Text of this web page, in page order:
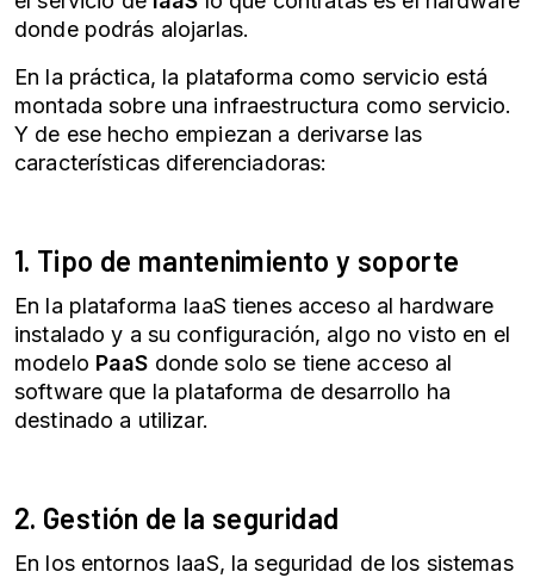
donde podrás alojarlas.
En la práctica, la plataforma como servicio está
montada sobre una infraestructura como servicio.
Y de ese hecho empiezan a derivarse las
características diferenciadoras:
1. Tipo de mantenimiento y soporte
En la plataforma IaaS tienes acceso al hardware
instalado y a su configuración, algo no visto en el
modelo PaaS donde solo se tiene acceso al
software que la plataforma de desarrollo ha
destinado a utilizar.
2. Gestión de la seguridad
En los entornos IaaS, la seguridad de los sistemas